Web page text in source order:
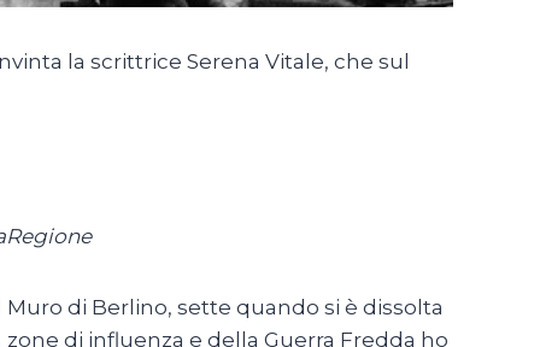
la scrittrice Serena Vitale, che sul
di Berlino, sette quando si è dissolta
di influenza e della Guerra Fredda ho